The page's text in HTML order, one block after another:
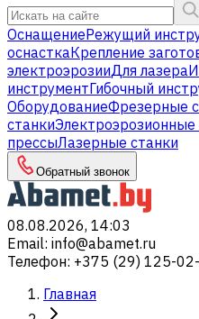
ОснащениеРежущий
оснасткаКрепление
электроэрозииДля лазера
инструментГибочный
ОборудованиеФрезерные
станкиЭлектроэрозионные
прессыЛазерные станки
Обратный звонок
08.08.2026, 14:03
Email: info@abamet.ru
Телефон: +375 (29) 125-
Главная